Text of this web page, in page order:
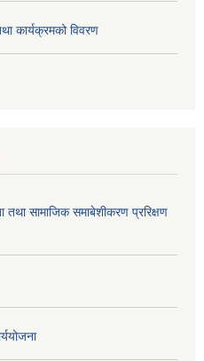
कार्यक्रमको विवरण
तथा सामाजिक समाबेशीकरण प्ररिक्षण